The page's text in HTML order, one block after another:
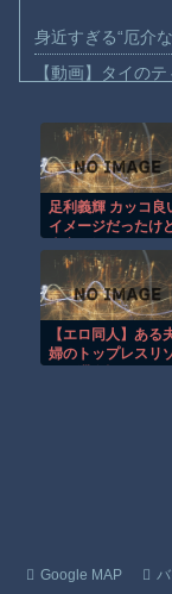
身近すぎる“厄介
【動画】タイの
Amazonのアツ
【動画】これは
【画像】十二支
【動画】逃げる
【動画】よく助
渡邊渚さん「私
足利義輝 カッコ良
イメージだったけ
ようもないクソコテ
【エロ同人】ある
婦のトップレスリ
Google MAP